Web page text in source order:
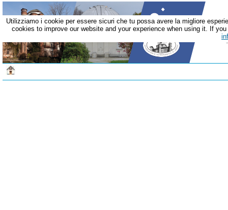
Utilizziamo i cookie per essere sicuri che tu possa avere la migliore
cookies to improve our website and your experience when using it. If